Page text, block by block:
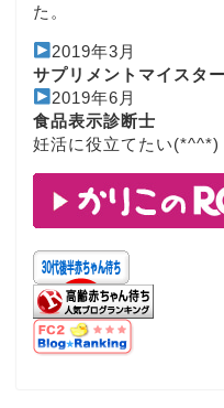
た。
2019年3月
サプリメントマイスタ
2019年6月
食品表示診断士
妊活に役立てたい(*^^*)